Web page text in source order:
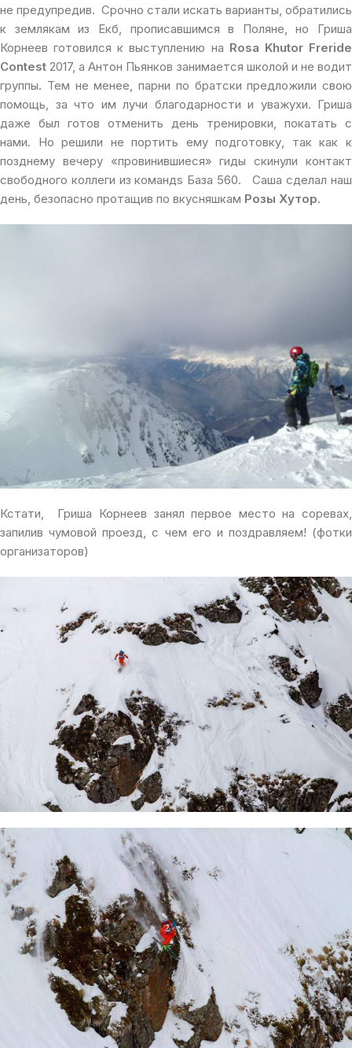
не предупредив. Срочно стали искать варианты, обратились
к землякам из Екб, прописавшимся в Поляне, но Гриша
Корнеев готовился к выступлению на Rosa Khutor Freride
Contest 2017, а Антон Пьянков занимается школой и не водит
группы. Тем не менее, парни по братски предложили свою
помощь, за что им лучи благодарности и уважухи. Гриша
даже был готов отменить день тренировки, покатать с
нами. Но решили не портить ему подготовку, так как к
позднему вечеру «провинившиеся» гиды скинули контакт
свободного коллеги из командs База 560. Саша сделал наш
день, безопасно протащив по вкусняшкам Розы Хутор.
Кстати, Гриша Корнеев занял первое место на соревах,
запилив чумовой проезд, с чем его и поздравляем! (фотки
организаторов)